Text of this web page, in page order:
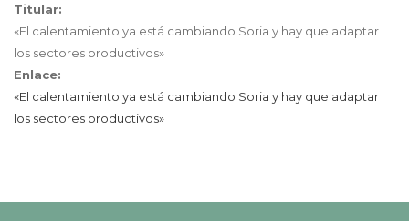
Titular:
«El calentamiento ya está cambiando Soria y hay que adaptar
los sectores productivos»
Enlace:
«El calentamiento ya está cambiando Soria y hay que adaptar
los sectores productivos»